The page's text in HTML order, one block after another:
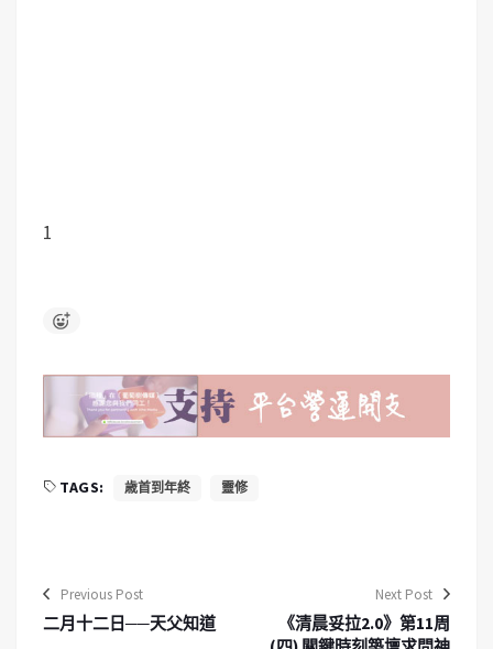
1
TAGS: 歳首到年終 靈修
Previous Post
二月十二日──天父知道
Next Post
《清晨妥拉2.0》第11周